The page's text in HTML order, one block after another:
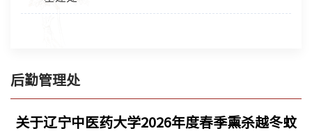
后勤管理处
关于辽宁中医药大学2026年度春季熏杀越冬蚊